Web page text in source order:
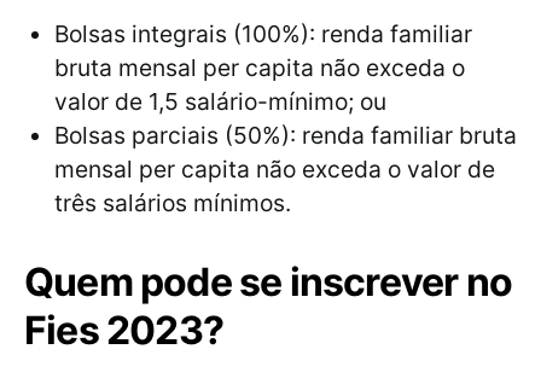
Bolsas integrais (100%): renda familiar
bruta mensal per capita não exceda o
valor de 1,5 salário-mínimo; ou
Bolsas parciais (50%): renda familiar bruta
mensal per capita não exceda o valor de
três salários mínimos.
Quem pode se inscrever no
Fies 2023?